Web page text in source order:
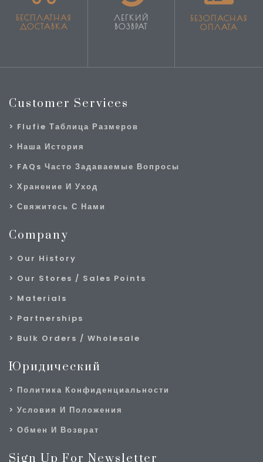
БЕСПЛАТНАЯ
ДОСТАВКА
ЛЕГКИЙ
ВОЗВРАТ
БЕЗОПАСНАЯ
ОПЛАТА
Customer Services
Flufie Таблица Размеров
Наша История
FAQs Часто Задаваемые Вопросы
Хранение И Уход
Свяжитесь С Нами
Company
Our History
Our Stores / Sales Points
Materials
Partnerships
Bulk Orders / Wholesale
Юридический
Политика Конфиденциальности
Условия И Положения
Обмен И Возврат
Sign Up For Newsletter